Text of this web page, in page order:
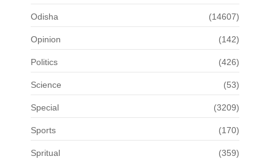
Odisha (14607)
Opinion (142)
Politics (426)
Science (53)
Special (3209)
Sports (170)
Spritual (359)